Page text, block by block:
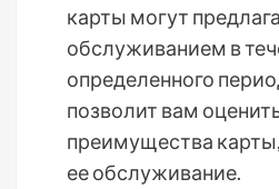
карты могут
обслуживанием в
определенного
позволит вам
преимущества карты,
ее обслуживание.